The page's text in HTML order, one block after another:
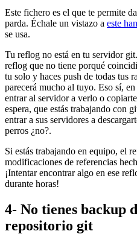
Este fichero es el que te permite
parda. Échale un vistazo a este
se usa.
Tu reflog no está en tu servidor
reflog que no tiene porqué
tu solo y haces push de todas tus
parecerá mucho al tuyo. Eso sí,
entrar al servidor a verlo o
espera, que estás trabajando con
entrar a sus servidores a
perros ¿no?.
Si estás trabajando en equipo, el
modificaciones de referencias
¡Intentar encontrar algo en ese
durante horas!
4- No tienes backup
repositorio git